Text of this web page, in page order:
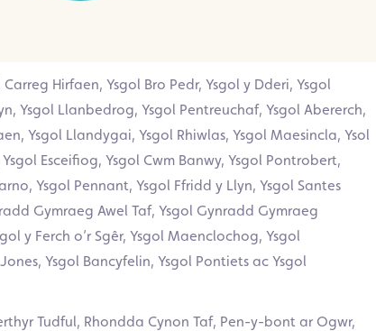
Hirfaen, Ysgol Bro Pedr, Ysgol y Dderi, Ysgol
Ysgol Llanbedrog, Ysgol Pentreuchaf, Ysgol Abererch,
Ysgol Llandygai, Ysgol Rhiwlas, Ysgol Maesincla, Ysol
Esceifiog, Ysgol Cwm Banwy, Ysgol Pontrobert,
Ysgol Pennant, Ysgol Ffridd y Llyn, Ysgol Santes
Gymraeg Awel Taf, Ysgol Gynradd Gymraeg
y Ferch o’r Sgêr, Ysgol Maenclochog, Ysgol
Ysgol Bancyfelin, Ysgol Pontiets ac Ysgol
Tudful, Rhondda Cynon Taf, Pen-y-bont ar Ogwr,